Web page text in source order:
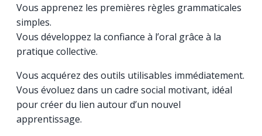
Vous apprenez les premières règles grammaticales
simples.
Vous développez la confiance à l’oral grâce à la
pratique collective.
Vous acquérez des outils utilisables immédiatement.
Vous évoluez dans un cadre social motivant, idéal
pour créer du lien autour d’un nouvel
apprentissage.